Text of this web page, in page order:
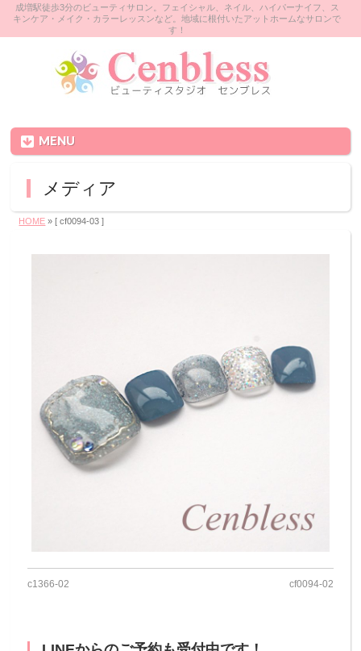
成増駅徒歩3分のビューティサロン。フェイシャル、ネイル、ハイパーナイフ、ス
キンケア・メイク・カラーレッスンなど。地域に根付いたアットホームなサロンで
す！
MENU
メディア
HOME » [ cf0094-03 ]
c1366-02 cf0094-02